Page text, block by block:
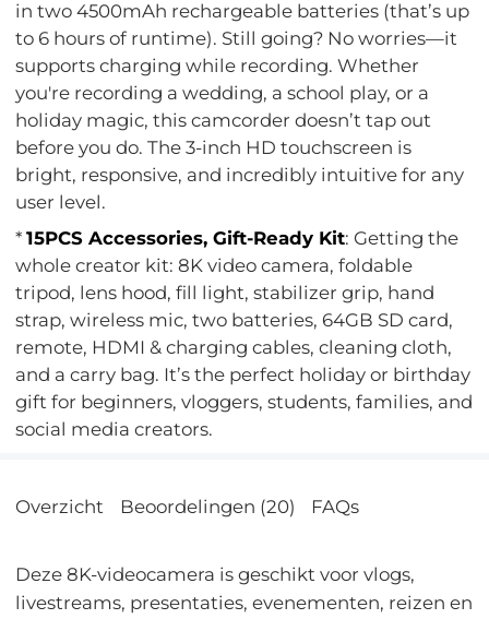
in two 4500mAh rechargeable batteries (that’s up
to 6 hours of runtime). Still going? No worries—it
supports charging while recording. Whether
you're recording a wedding, a school play, or a
holiday magic, this camcorder doesn’t tap out
before you do. The 3-inch HD touchscreen is
bright, responsive, and incredibly intuitive for any
user level.
*15PCS Accessories, Gift-Ready Kit: Getting the
whole creator kit: 8K video camera, foldable
tripod, lens hood, fill light, stabilizer grip, hand
strap, wireless mic, two batteries, 64GB SD card,
remote, HDMI & charging cables, cleaning cloth,
and a carry bag. It’s the perfect holiday or birthday
gift for beginners, vloggers, students, families, and
social media creators.
Overzicht Beoordelingen (20) FAQs
Deze 8K-videocamera is geschikt voor vlogs,
livestreams, presentaties, evenementen, reizen en